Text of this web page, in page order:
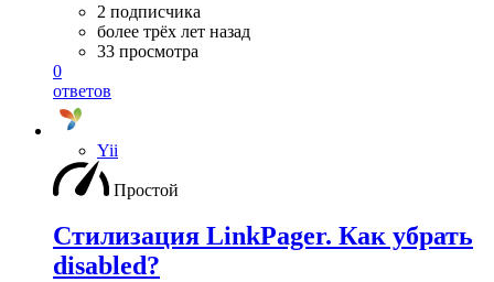
2 подписчика
более трёх лет назад
33 просмотра
0
ответов
Yii
Простой
Стилизация LinkPager. Как убрать
disabled?